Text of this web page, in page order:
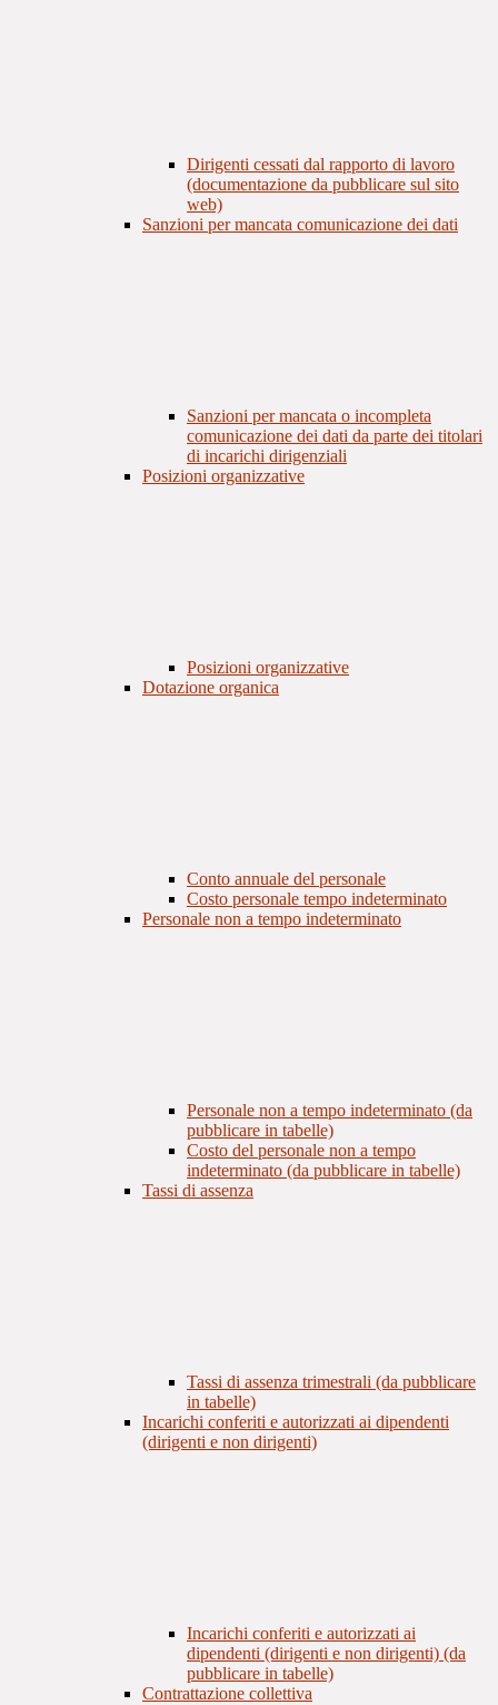
Dirigenti cessati dal rapporto di lavoro
(documentazione da pubblicare sul sito
web)
Sanzioni per mancata comunicazione dei dati
Sanzioni per mancata o incompleta
comunicazione dei dati da parte dei titolari
di incarichi dirigenziali
Posizioni organizzative
Posizioni organizzative
Dotazione organica
Conto annuale del personale
Costo personale tempo indeterminato
Personale non a tempo indeterminato
Personale non a tempo indeterminato (da
pubblicare in tabelle)
Costo del personale non a tempo
indeterminato (da pubblicare in tabelle)
Tassi di assenza
Tassi di assenza trimestrali (da pubblicare
in tabelle)
Incarichi conferiti e autorizzati ai dipendenti
(dirigenti e non dirigenti)
Incarichi conferiti e autorizzati ai
dipendenti (dirigenti e non dirigenti) (da
pubblicare in tabelle)
Contrattazione collettiva